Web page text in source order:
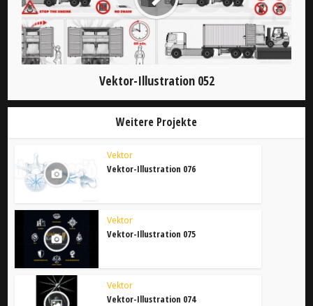
Vektor-Illustration 052
Weitere Projekte
Vektor
Vektor-Illustration 076
Vektor
Vektor-Illustration 075
Vektor
Vektor-Illustration 074